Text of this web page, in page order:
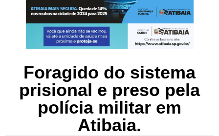
Foragido do sistema
prisional e preso pela
polícia militar em
Atibaia.